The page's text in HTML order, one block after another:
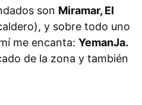
son Miramar, El
y sobre todo uno
me encanta: YemanJa.
de la zona y también